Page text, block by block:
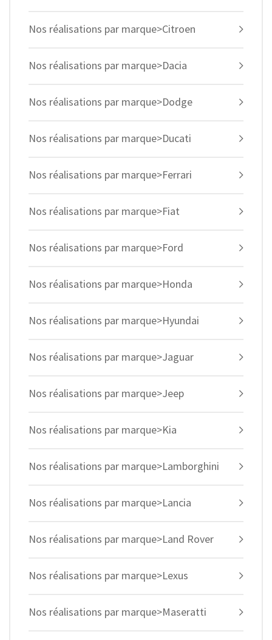
Nos réalisations par marque>Citroen
Nos réalisations par marque>Dacia
Nos réalisations par marque>Dodge
Nos réalisations par marque>Ducati
Nos réalisations par marque>Ferrari
Nos réalisations par marque>Fiat
Nos réalisations par marque>Ford
Nos réalisations par marque>Honda
Nos réalisations par marque>Hyundai
Nos réalisations par marque>Jaguar
Nos réalisations par marque>Jeep
Nos réalisations par marque>Kia
Nos réalisations par marque>Lamborghini
Nos réalisations par marque>Lancia
Nos réalisations par marque>Land Rover
Nos réalisations par marque>Lexus
Nos réalisations par marque>Maseratti